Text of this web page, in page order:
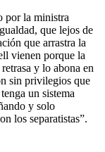
por la ministra
que lejos de
que arrastra la
vienen porque la
y lo abona en
sin privilegios que
un sistema
y solo
los separatistas”.